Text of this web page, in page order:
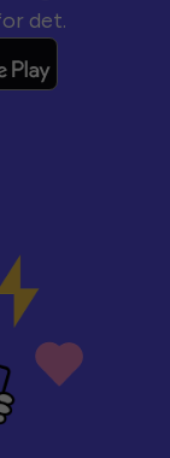
det.